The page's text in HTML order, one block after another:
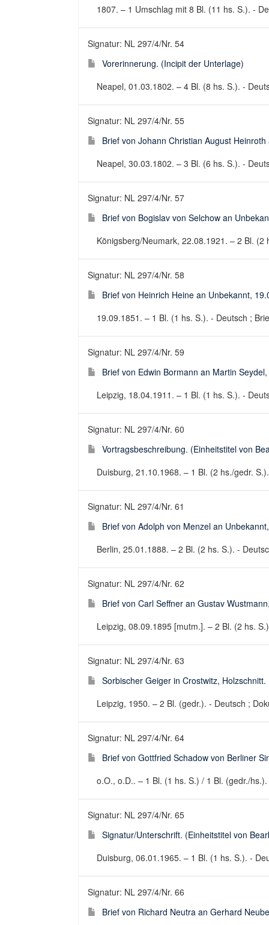
1807. – 1 Umschlag mit 8 Bl. (11 hs. S.). -
Signatur: NL 297/4/Nr. 54
Vorerinnerung. (Incipit der Unterlage)
Neapel, 01.03.1802. – 4 Bl. (8 hs. S.). -
Signatur: NL 297/4/Nr. 55
Brief von Johann Christian August
Neapel, 30.03.1802. – 3 Bl. (6 hs. S.). -
Signatur: NL 297/4/Nr. 57
Brief von Bogislav von Selchow an
Königsberg/Neumark, 22.08.1921. – 2 Bl.
Signatur: NL 297/4/Nr. 58
Brief von Heinrich Heine an Unbekannt,
19.09.1851. – 1 Bl. (1 hs. S.). - Deutsch ;
Signatur: NL 297/4/Nr. 59
Brief von Edwin Bormann an Martin
Leipzig, 18.04.1911. – 1 Bl. (1 hs. S.). -
Signatur: NL 297/4/Nr. 60
Vortragsbeschreibung. (Einheitstitel von
Duisburg, 21.10.1968. – 1 Bl. (2 hs./gedr.
Signatur: NL 297/4/Nr. 61
Brief von Adolph von Menzel an
Berlin, 25.01.1888. – 2 Bl. (2 hs. S.). -
Signatur: NL 297/4/Nr. 62
Brief von Carl Seffner an Gustav
Leipzig, 08.09.1895 [mutm.]. – 2 Bl. (2 hs.
Signatur: NL 297/4/Nr. 63
Sorbischer Geiger in Crostwitz,
Leipzig, 1950. – 2 Bl. (gedr.). - Deutsch ;
Signatur: NL 297/4/Nr. 64
Brief von Gottfried Schadow von Berliner
o.O., o.D.. – 1 Bl. (1 hs. S.) / 1 Bl. (gedr./
Signatur: NL 297/4/Nr. 65
Signatur/Unterschrift. (Einheitstitel von
Duisburg, 06.01.1965. – 1 Bl. (1 hs. S.). -
Signatur: NL 297/4/Nr. 66
Brief von Richard Neutra an Gerhard